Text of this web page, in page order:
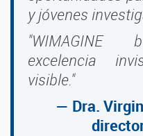
y jóvenes
"WIMAGINE
excelencia
visible."
— Dra.